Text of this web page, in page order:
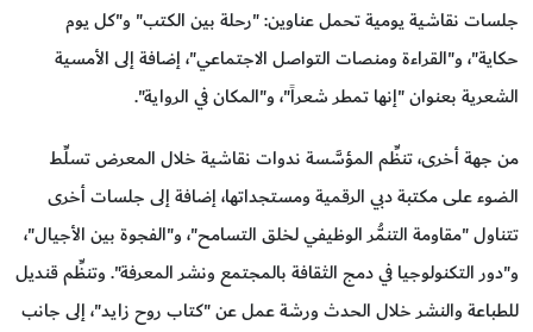
جلسات نقاشية يومية تحمل عناوين: "رحلة بين الكتب" و"كل يوم
حكاية"، و"القراءة ومنصات التواصل الاجتماعي"، إضافة إلى الأمسية
الشعرية بعنوان "إنها تمطر شعراً"، و"المكان في الرواية".
من جهة أخرى، تنظِّم المؤسَّسة ندوات نقاشية خلال المعرض تسلِّط
الضوء على مكتبة دبي الرقمية ومستجداتها، إضافة إلى جلسات أخرى
تتناول "مقاومة التنمُّر الوظيفي لخلق التسامح"، و"الفجوة بين الأجيال"،
و"دور التكنولوجيا في دمج الثقافة بالمجتمع ونشر المعرفة". وتنظِّم قنديل
للطباعة والنشر خلال الحدث ورشة عمل عن "كتاب روح زايد"، إلى جانب